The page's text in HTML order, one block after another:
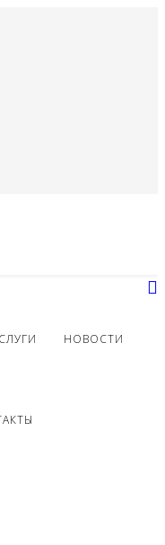
НОВОСТИ